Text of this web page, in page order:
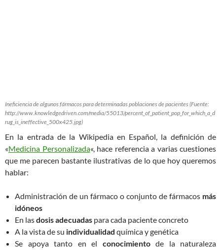
Ineficiencia de algunos fármacos para determinadas poblaciones de pacientes (Fuente:
http://www.knowledgedriven.com/media/55013/percent_of_patient_pop_for_which_a_d
rug_is_ineffective_500x425.jpg)
En la entrada de la Wikipedia en Español, la definición de
«Medicina Personalizada«, hace referencia a varias cuestiones
que me parecen bastante ilustrativas de lo que hoy queremos
hablar:
Administración de un fármaco o conjunto de fármacos más
idóneos
En lasdosis adecuadas para cada paciente concreto
A la vista de su individualidad química y genética
Se apoya tanto en el conocimientode la naturaleza